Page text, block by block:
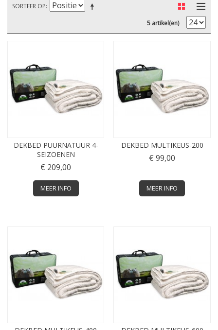
SORTEER OP
5 artikel(en)
DEKBED PUURNATUUR 4-
SEIZOENEN
€ 209,00
MEER INFO
DEKBED MULTIKEUS-200
€ 99,00
MEER INFO